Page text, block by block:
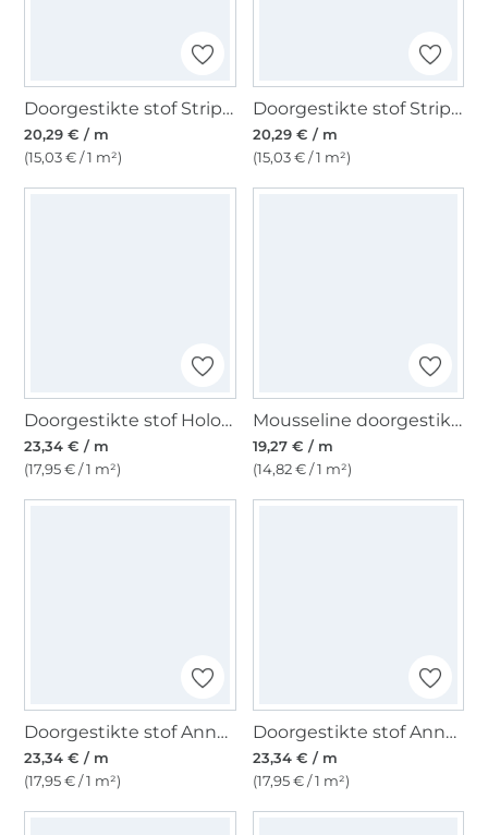
Doorgestikte stof Stripes, mosterdgeel
20,29 € / m
(15,03 € / 1 m²)
Doorgestikte stof Stripes, marineblauw
20,29 € / m
(15,03 € / 1 m²)
Doorgestikte stof Holographic, veelkleurig
23,34 € / m
(17,95 € / 1 m²)
Mousseline doorgestikte stof Doubleface, zwart- grijs
19,27 € / m
(14,82 € / 1 m²)
Doorgestikte stof Anna, petrolblauw
23,34 € / m
(17,95 € / 1 m²)
Doorgestikte stof Anna, grijs
23,34 € / m
(17,95 € / 1 m²)